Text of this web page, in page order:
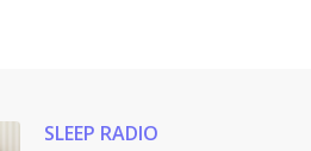
SLEEP RADIO